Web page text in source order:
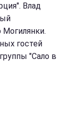
Влад
гостей
"Сало в